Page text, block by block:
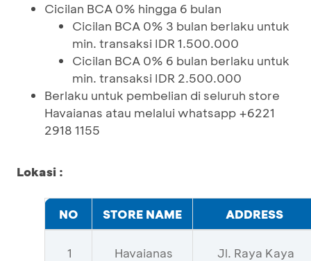
Cicilan BCA 0% hingga 6 bulan
Cicilan BCA 0% 3 bulan berlaku untuk
min. transaksi IDR 1.500.000
Cicilan BCA 0% 6 bulan berlaku untuk
min. transaksi IDR 2.500.000
Berlaku untuk pembelian di seluruh store
Havaianas atau melalui whatsapp +6221
2918 1155
Lokasi :
NO STORE NAME ADDRESS
1
Havaianas
Jl. Raya Kaya